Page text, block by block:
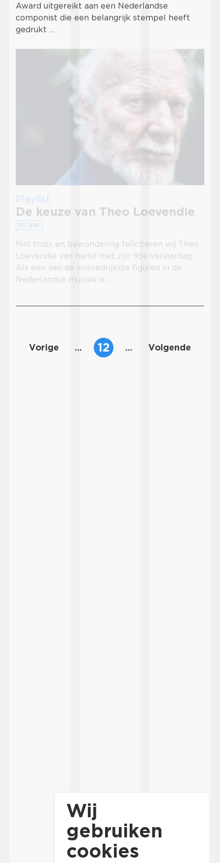
Award uitgereikt aan een Nederlandse
componist die een belangrijk stempel heeft
gedrukt …
Playlist
De keuze van Theo Loevendie
95 jaar!
Met trots en bewondering feliciteren wij Theo
Loevendie van harte met zijn 95e verjaardag.
Als een van de invloedrijkste figuren in de
Nederlandse muziek is …
Vorige ... 12 ... Volgende
Wij
gebruiken
cookies